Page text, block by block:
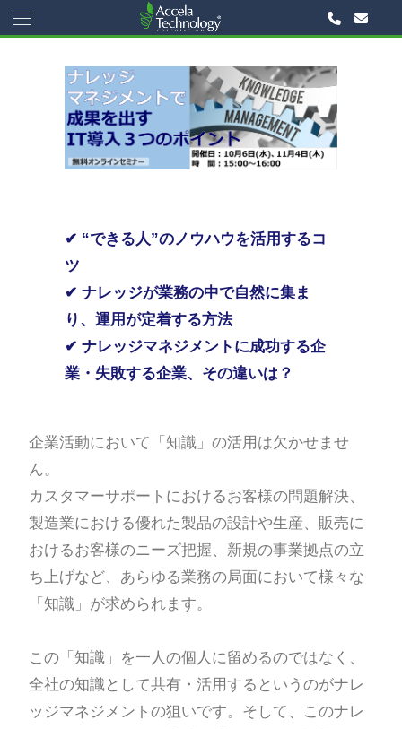
✔ “できる人”のノウハウを活用するコ
ツ
✔ ナレッジが業務の中で自然に集ま
り、運用が定着する方法
✔ ナレッジマネジメントに成功する企
業・失敗する企業、その違いは？
企業活動において「知識」の活用は欠かせませ
ん。
カスタマーサポートにおけるお客様の問題解決、
製造業における優れた製品の設計や生産、販売に
おけるお客様のニーズ把握、新規の事業拠点の立
ち上げなど、あらゆる業務の局面において様々な
「知識」が求められます。
この「知識」を一人の個人に留めるのではなく、
全社の知識として共有・活用するというのがナレ
ッジマネジメントの狙いです。そして、このナレ